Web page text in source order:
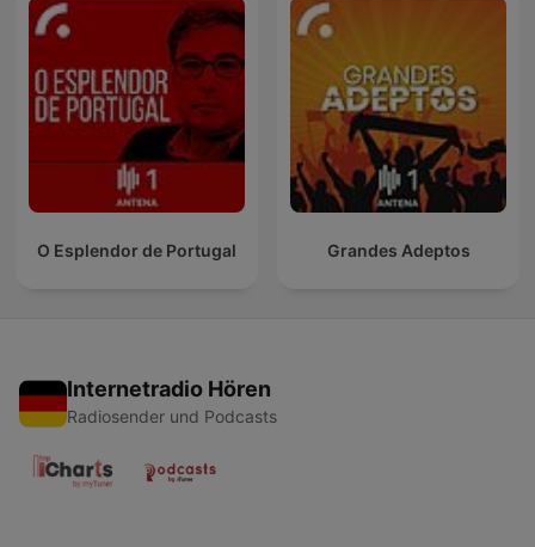
O Esplendor de Portugal Grandes Adeptos
Internetradio Hören
Radiosender und Podcasts